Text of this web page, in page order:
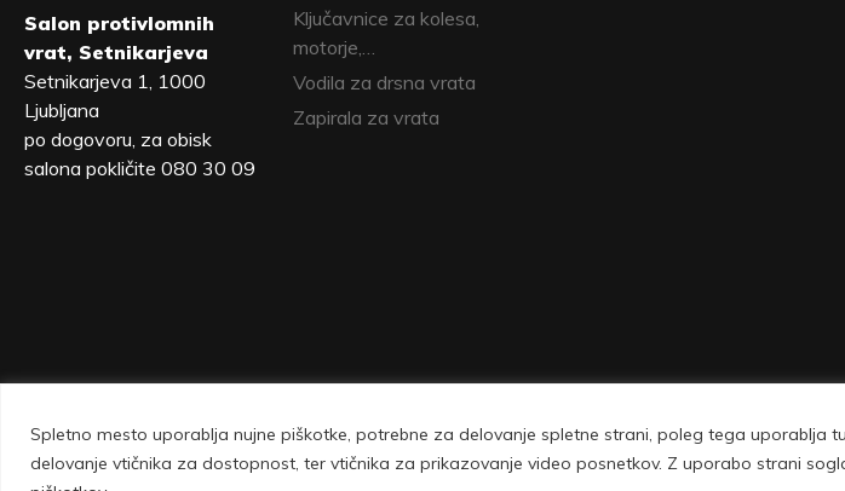
Spletno mesto uporablja nujne piškotke, potrebne za delovanje spletne strani, poleg tega uporablja
delovanje vtičnika za dostopnost, ter vtičnika za prikazovanje video posnetkov. Z uporabo strani
Salon protivlomnih
vrat, Setnikarjeva
Setnikarjeva 1, 1000
Ljubljana
po dogovoru, za obisk
salona pokličite 080 30 09
Ključavnice za kolesa,
motorje,…
Vodila za drsna vrata
Zapirala za vrata
Vovko d.o.o., Setnikarjeva 1, 1000 Ljubljana | © Copyright 2026 Vovko - vse pravice